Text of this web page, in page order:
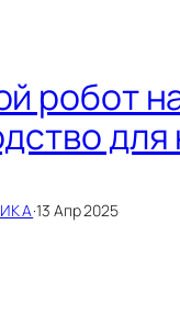
робот
·13 Апр 2025